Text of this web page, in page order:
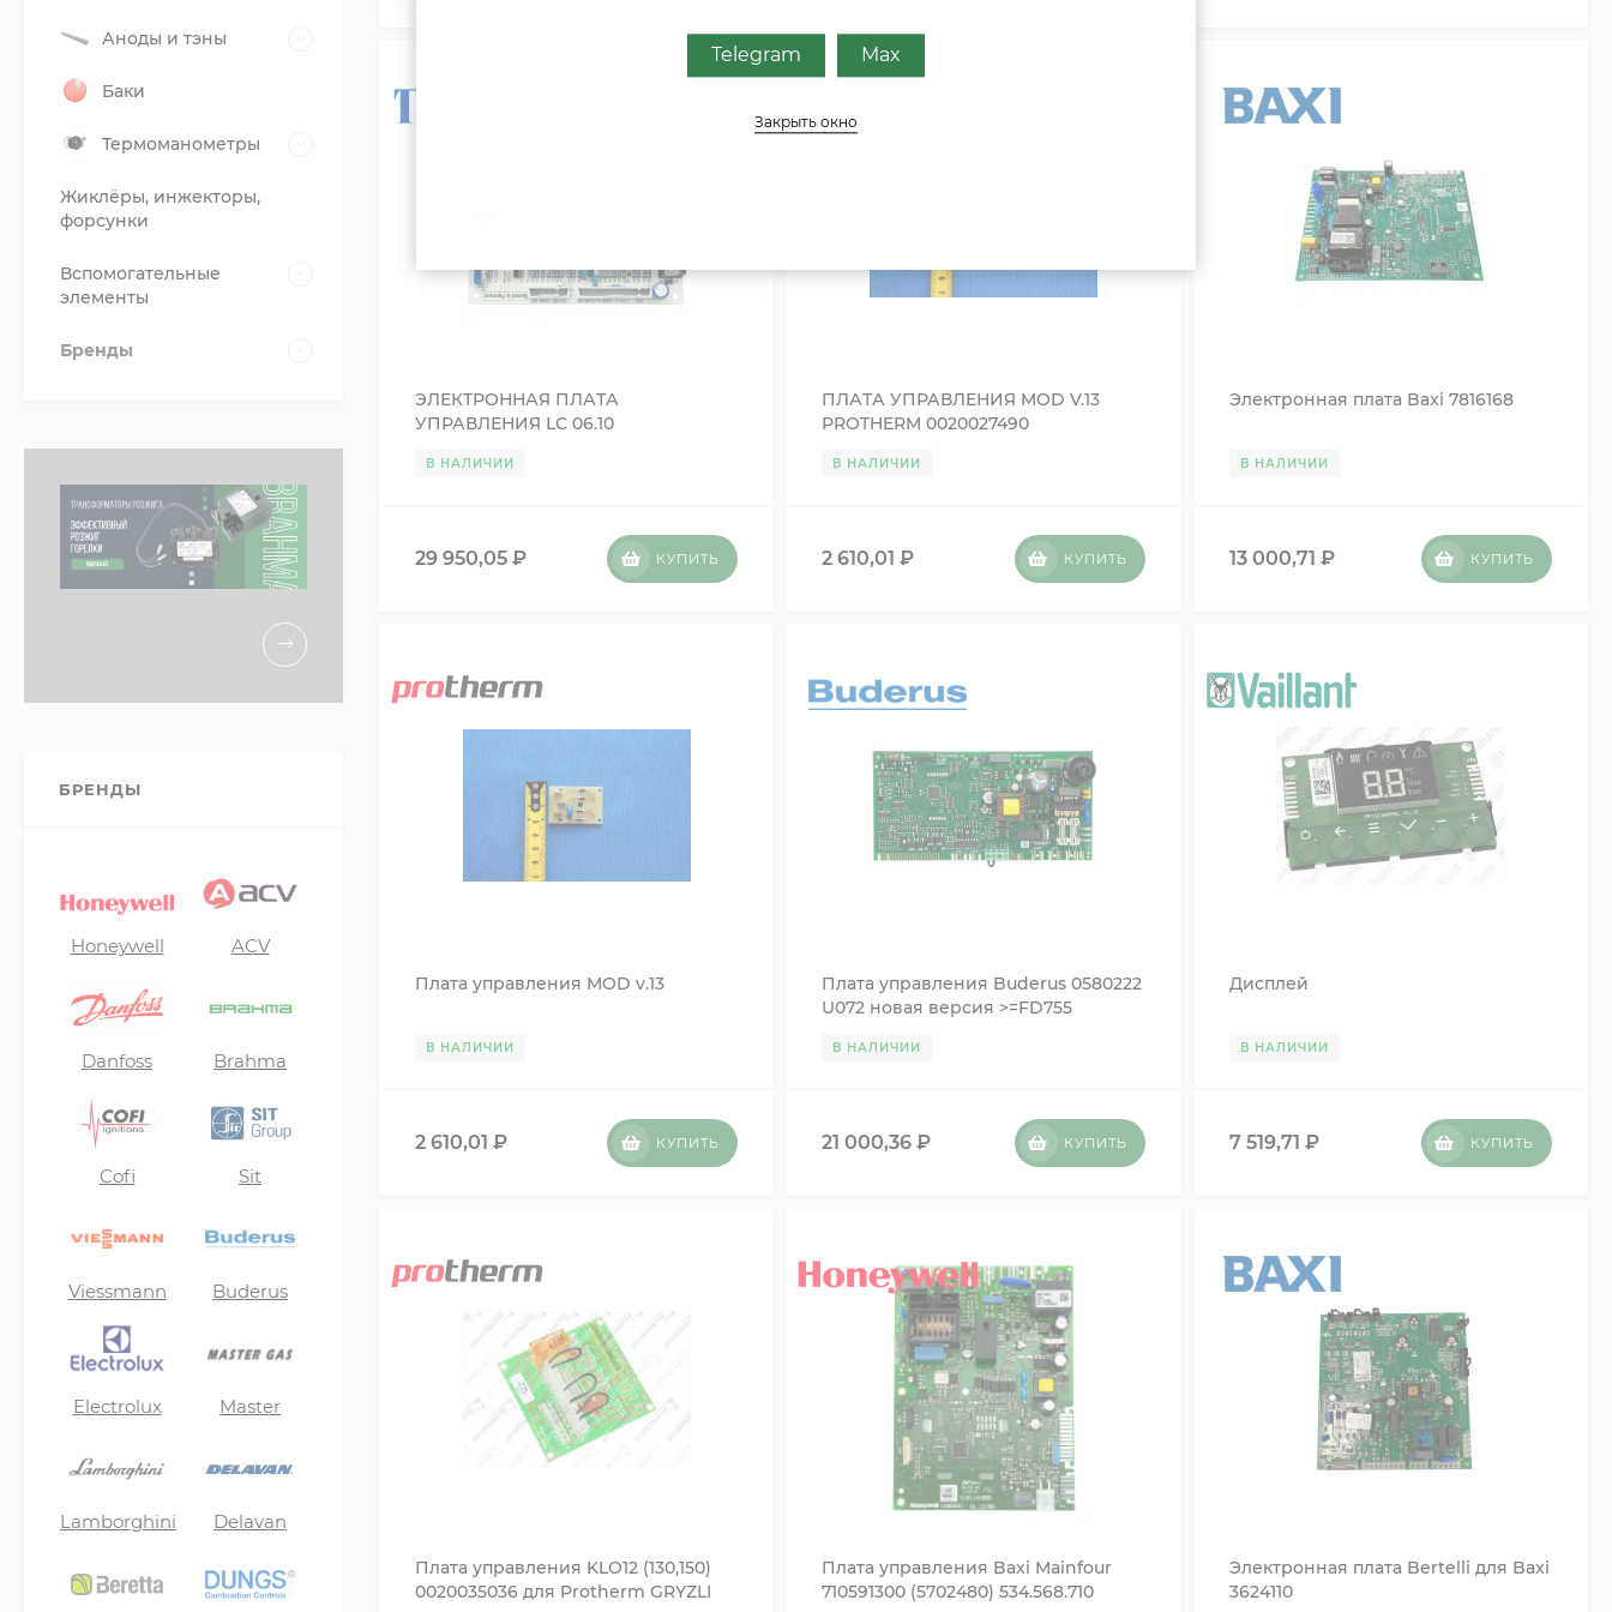
ЭЛЕКТРОННАЯ ПЛАТА
УПРАВЛЕНИЯ LC 06.10
EZ/B 21526
В НАЛИЧИИ
29 950,05 ₽ КУПИТЬ
ПЛАТА УПРАВЛЕНИЯ MOD V.13
PROTHERM 0020027490
В НАЛИЧИИ
2 610,01₽ КУПИТЬ
Электронная плата Baxi 7816168
В НАЛИЧИИ
13 000,71 ₽ КУПИТЬ
Плата управления MOD v.13
В НАЛИЧИИ
2 610,01 ₽ КУПИТЬ
Плата управления Buderus 0580222
U072 новая версия >=FD755
В НАЛИЧИИ
21 000,36₽ КУПИТЬ
Дисплей
В НАЛИЧИИ
7 519,71 ₽ КУПИТЬ
Плата управления KLO12 (130,150)
0020035036 для Protherm GRYZLI
Плата управления Baxi Mainfour
710591300 (5702480) 534.568.710
Электронная плата Bertelli для Baxi
3624110
Аноды и тэны
Баки
Термоманометры
Жиклёры, инжекторы,
форсунки
Вспомогательные
элементы
Бренды
БРЕНДЫ
Honeywell ACV
Danfoss Brahma
Cofi Sit
Viessmann Buderus
Electrolux Master
Lamborghini Delavan
Telegram Max
Закрыть окно